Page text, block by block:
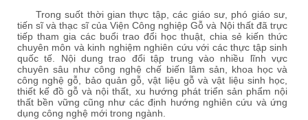
Trong suốt thời gian thực tập, các giáo sư, phó giáo sư,
tiến sĩ và thạc sĩ của Viện Công nghiệp Gỗ và Nội thất đã trực
tiếp tham gia các buổi trao đổi học thuật, chia sẻ kiến thức
chuyên môn và kinh nghiệm nghiên cứu với các thực tập sinh
quốc tế. Nội dung trao đổi tập trung vào nhiều lĩnh vực
chuyên sâu như công nghệ chế biến lâm sản, khoa học và
công nghệ gỗ, bảo quản gỗ, vật liệu gỗ và vật liệu sinh học,
thiết kế đồ gỗ và nội thất, xu hướng phát triển sản phẩm nội
thất bền vững cũng như các định hướng nghiên cứu và ứng
dụng công nghệ mới trong ngành.